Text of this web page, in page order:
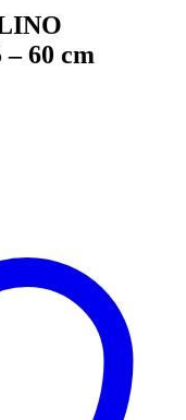
60 cm